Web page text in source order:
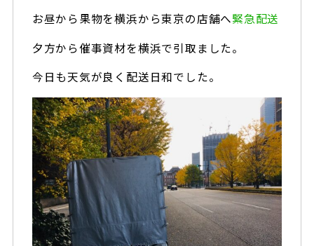
お昼から果物を横浜から東京の店舗へ緊急配送
夕方から催事資材を横浜で引取ました。
今日も天気が良く配送日和でした。